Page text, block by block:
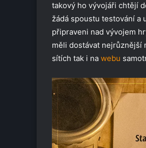
takový ho vývojáři chtějí
žádá spoustu testování a
připraveni nad vývojem
měli dostávat nejrůznější
sítích tak i na webu